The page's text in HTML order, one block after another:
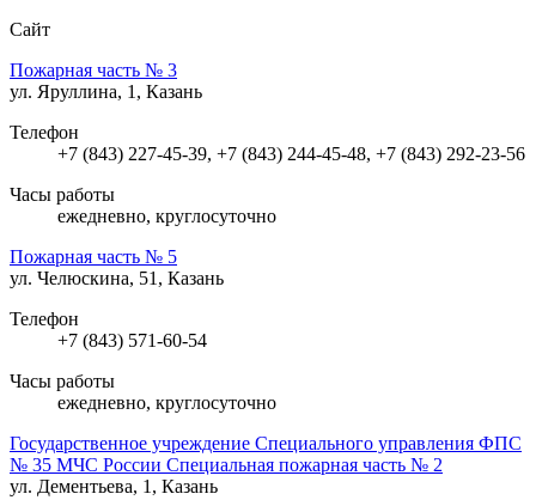
Сайт
Пожарная часть № 3
ул. Яруллина, 1, Казань
Телефон
+7 (843) 227-45-39, +7 (843) 244-45-48, +7 (843) 292-23-56
Часы работы
ежедневно, круглосуточно
Пожарная часть № 5
ул. Челюскина, 51, Казань
Телефон
+7 (843) 571-60-54
Часы работы
ежедневно, круглосуточно
Государственное учреждение Специального управления ФПС
№ 35 МЧС России Специальная пожарная часть № 2
ул. Дементьева, 1, Казань